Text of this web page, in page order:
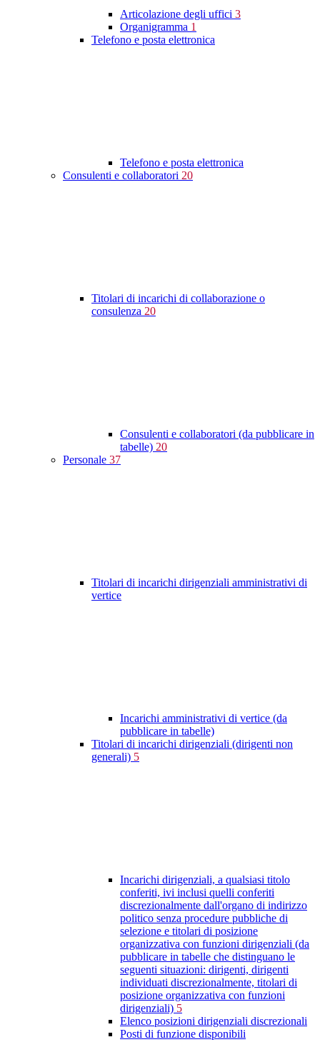
Articolazione degli uffici 3
Organigramma 1
Telefono e posta elettronica
Telefono e posta elettronica
Consulenti e collaboratori 20
Titolari di incarichi di collaborazione o
consulenza 20
Consulenti e collaboratori (da pubblicare in
tabelle) 20
Personale 37
Titolari di incarichi dirigenziali amministrativi di
vertice
Incarichi amministrativi di vertice (da
pubblicare in tabelle)
Titolari di incarichi dirigenziali (dirigenti non
generali) 5
Incarichi dirigenziali, a qualsiasi titolo
conferiti, ivi inclusi quelli conferiti
discrezionalmente dall'organo di indirizzo
politico senza procedure pubbliche di
selezione e titolari di posizione
organizzativa con funzioni dirigenziali (da
pubblicare in tabelle che distinguano le
seguenti situazioni: dirigenti, dirigenti
individuati discrezionalmente, titolari di
posizione organizzativa con funzioni
dirigenziali) 5
Elenco posizioni dirigenziali discrezionali
Posti di funzione disponibili